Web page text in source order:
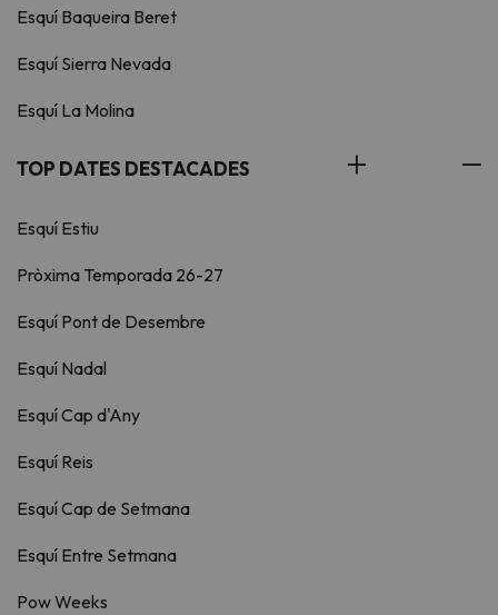
Esquí Baqueira Beret
Esquí Sierra Nevada
Esquí La Molina
TOP DATES DESTACADES
Esquí Estiu
Pròxima Temporada 26-27
Esquí Pont de Desembre
Esquí Nadal
Esquí Cap d'Any
Esquí Reis
Esquí Cap de Setmana
Esquí Entre Setmana
Pow Weeks